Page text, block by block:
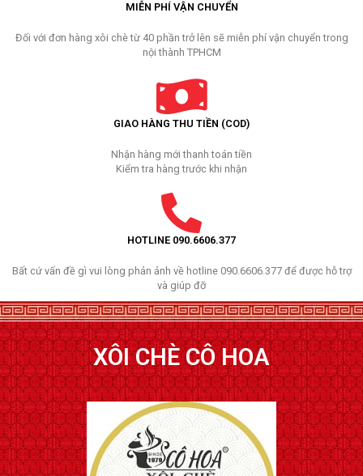
MIỄN PHÍ VẬN CHUYỂN
Đối với đơn hàng xôi chè từ 40 phần trở lên sẽ miễn phí vận chuyển trong
nội thành TPHCM
GIAO HÀNG THU TIỀN (COD)
Nhận hàng mới thanh toán tiền
Kiểm tra hàng trước khi nhận
HOTLINE 090.6606.377
Bất cứ vấn đề gì vui lòng phản ảnh về hotline 090.6606.377 để được hỗ trợ
và giúp đỡ
XÔI CHÈ CÔ HOA